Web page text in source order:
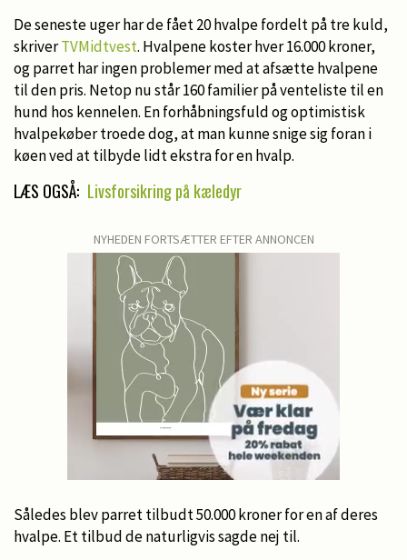
De seneste uger har de fået 20 hvalpe fordelt på tre kuld,
skriverTVMidtvest. Hvalpene koster hver 16.000 kroner,
og parret har ingen problemer med at afsætte hvalpene
til den pris. Netop nu står 160 familier på venteliste til en
hund hos kennelen. En forhåbningsfuld og optimistisk
hvalpekøber troede dog, at man kunne snige sig foran i
køen ved at tilbyde lidt ekstra for en hvalp.
LÆS OGSÅ: Livsforsikring på kæledyr
NYHEDEN FORTSÆTTER EFTER ANNONCEN
Således blev parret tilbudt 50.000 kroner for en af deres
hvalpe. Et tilbud de naturligvis sagde nej til.